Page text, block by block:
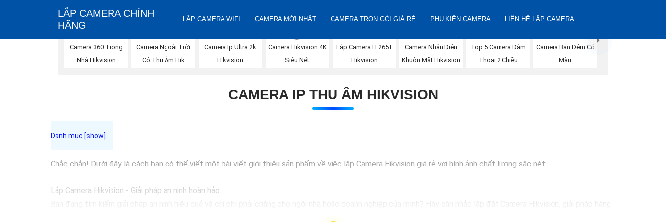
LẮP CAMERA CHÍNH
HÃNG
LẮP CAMERA WIFI CAMERA MỚI NHẤT CAMERA TRỌN GÓI GIÁ RẺ PHỤ KIỆN CAMERA LIÊN HỆ LẮP CAMERA
Camera 360 Trong
Nhà Hikvision
Camera Ngoài Trời
Có Thu Âm Hik
Camera Ip Ultra 2k
Hikvision
Camera Hikvision 4K
Siêu Nét
Lắp Camera H.265+
Hikvision
Camera Nhận Diện
Khuôn Mặt Hikvision
Top 5 Camera Đàm
Thoại 2 Chiều
Camera Ban Đêm Có
Màu
CAMERA IP THU ÂM HIKVISION
Chắc chắn! Dưới đây là cách bạn có thể viết một bài viết giới thiệu sản phẩm về việc lắp Camera Hikvision giá rẻ với hình ảnh chất lượng sắc nét:
Lắp Camera Hikvision - Giải pháp an ninh hoàn hảo